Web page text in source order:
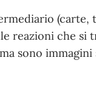
reazioni che si
sono